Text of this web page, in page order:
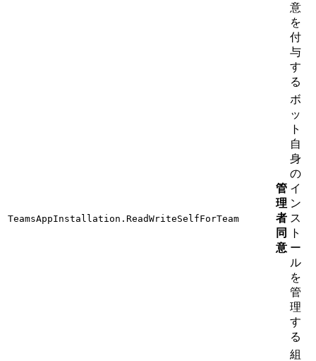
意
を
付
与
す
る
TeamsAppInstallation.ReadWriteSelfForTeam
管
理
者
同
意
ボ
ッ
ト
自
身
の
イ
ン
ス
ト
ー
ル
を
管
理
す
る
組